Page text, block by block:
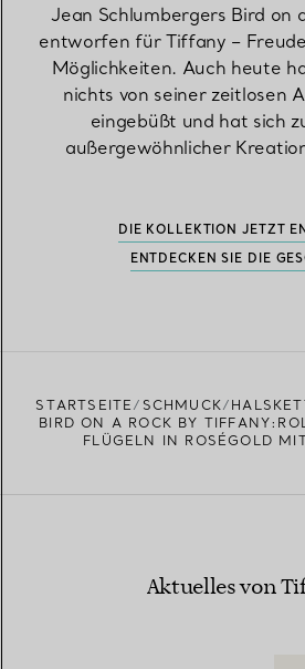
Jean Schlumbergers Bird on
entworfen für Tiffany –
Möglichkeiten. Auch heute
nichts von seiner zeitlosen
eingebüßt und hat sich
außergewöhnlicher
DIE KOLLEKTION JETZT
ENTDECKEN SIE DIE
STARTSEITE SCHMUCK
BIRD ON A ROCK BY
FLÜGELN IN ROSÉGOLD
Aktuelles von